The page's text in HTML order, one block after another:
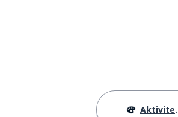
Aktiviteler